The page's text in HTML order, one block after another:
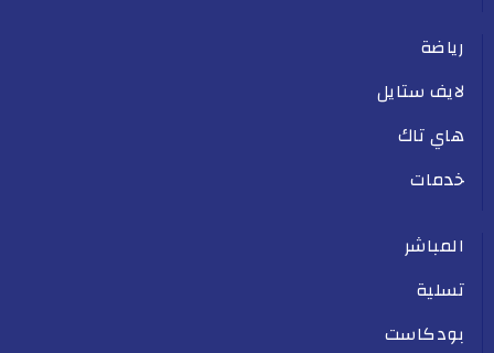
رياضة
لايف ستايل
هاي تاك
خدمات
المباشر
تسلية
بودكاست